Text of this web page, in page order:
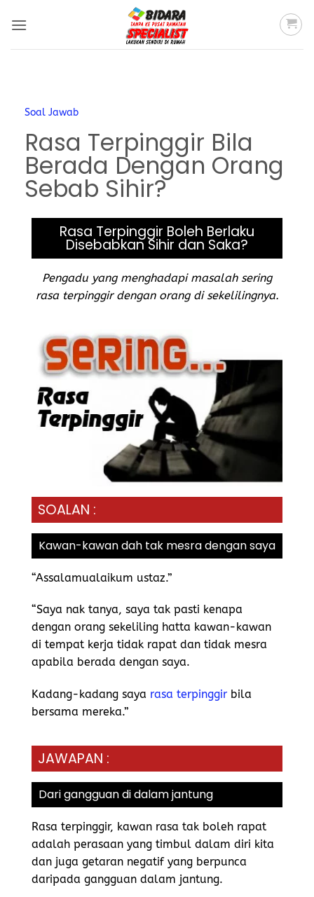
Soal Jawab
Rasa Terpinggir Bila
Berada Dengan Orang
Sebab Sihir?
Rasa Terpinggir Boleh Berlaku
Disebabkan Sihir dan Saka?
Pengadu yang menghadapi masalah sering
rasa terpinggir dengan orang di sekelilingnya.
SOALAN :
Kawan-kawan dah tak mesra dengan saya
“Assalamualaikum ustaz.”
“Saya nak tanya, saya tak pasti kenapa
dengan orang sekeliling hatta kawan-kawan
di tempat kerja tidak rapat dan tidak mesra
apabila berada dengan saya.
Kadang-kadang saya rasa terpinggir bila
bersama mereka.”
JAWAPAN :
Dari gangguan di dalam jantung
Rasa terpinggir, kawan rasa tak boleh rapat
adalah perasaan yang timbul dalam diri kita
dan juga getaran negatif yang berpunca
daripada gangguan dalam jantung.